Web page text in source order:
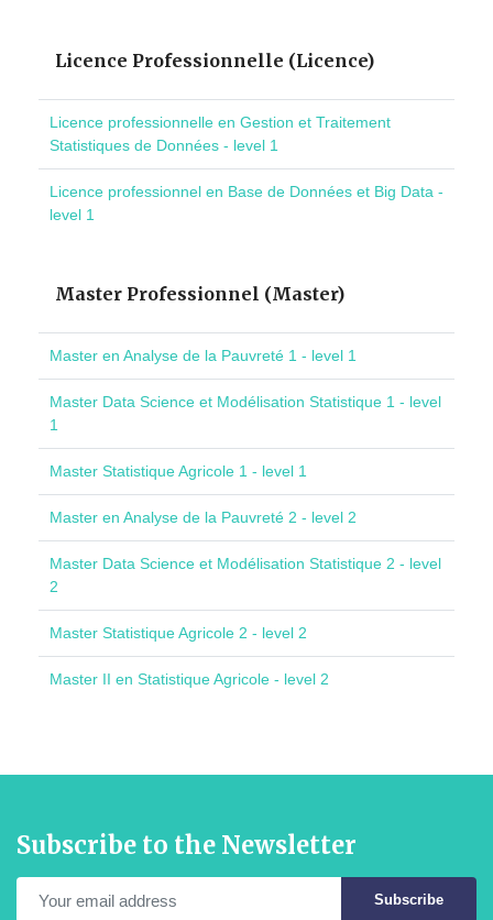
Licence Professionnelle (Licence)
Licence professionnelle en Gestion et Traitement
Statistiques de Données - level 1
Licence professionnel en Base de Données et Big Data -
level 1
Master Professionnel (Master)
Master en Analyse de la Pauvreté 1 - level 1
Master Data Science et Modélisation Statistique 1 - level
1
Master Statistique Agricole 1 - level 1
Master en Analyse de la Pauvreté 2 - level 2
Master Data Science et Modélisation Statistique 2 - level
2
Master Statistique Agricole 2 - level 2
Master II en Statistique Agricole - level 2
Subscribe to the Newsletter
Subscribe